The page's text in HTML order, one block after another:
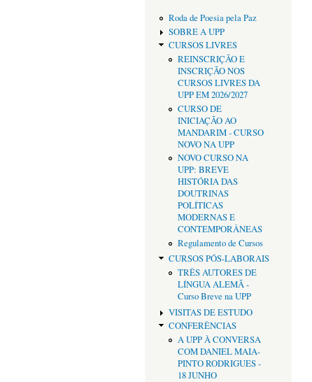
Roda de Poesia pela Paz
SOBRE A UPP
CURSOS LIVRES
REINSCRIÇÃO E
INSCRIÇÃO NOS
CURSOS LIVRES DA
UPP EM 2026/2027
CURSO DE
INICIAÇÃO AO
MANDARIM - CURSO
NOVO NA UPP
NOVO CURSO NA
UPP: BREVE
HISTÓRIA DAS
DOUTRINAS
POLÍTICAS
MODERNAS E
CONTEMPORÂNEAS
Regulamento de Cursos
CURSOS PÓS-LABORAIS
TRÊS AUTORES DE
LÍNGUA ALEMÃ -
Curso Breve na UPP
VISITAS DE ESTUDO
CONFERÊNCIAS
A UPP À CONVERSA
COM DANIEL MAIA-
PINTO RODRIGUES -
18 JUNHO